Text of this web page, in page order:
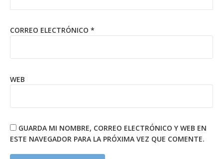
CORREO ELECTRÓNICO *
WEB
GUARDA MI NOMBRE, CORREO ELECTRÓNICO Y WEB EN
ESTE NAVEGADOR PARA LA PRÓXIMA VEZ QUE COMENTE.